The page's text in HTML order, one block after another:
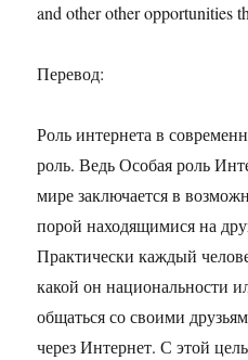
and other other opportunities
Перевод:
Роль интернета в
роль. Ведь Особая роль
мире заключается в
порой находящимися на
Практически каждый
какой он национальности
общаться со своими
через Интернет. С этой